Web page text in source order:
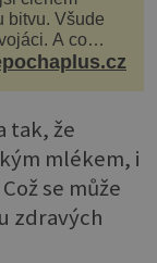
bitvu. Všude
A co
tak, že
mlékem, i
se může
zdravých